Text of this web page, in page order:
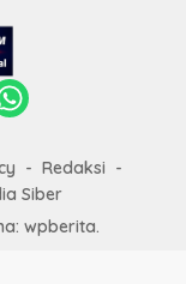
Redaksi
Siber
wpberita.